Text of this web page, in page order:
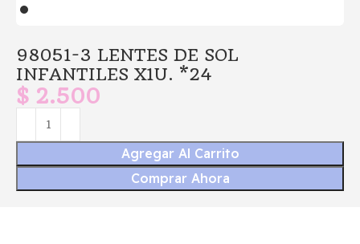
98051-3 LENTES DE SOL
INFANTILES X1U. *24
$ 2.500
Agregar Al Carrito
Comprar Ahora